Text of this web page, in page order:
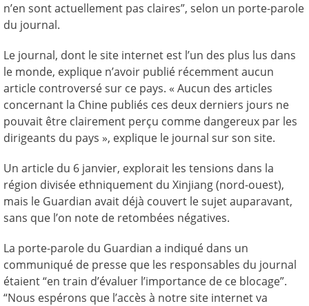
n’en sont actuellement pas claires”, selon un porte-parole
du journal.
Le journal, dont le site internet est l’un des plus lus dans
le monde, explique n’avoir publié récemment aucun
article controversé sur ce pays. « Aucun des articles
concernant la Chine publiés ces deux derniers jours ne
pouvait être clairement perçu comme dangereux par les
dirigeants du pays », explique le journal sur son site.
Un article du 6 janvier, explorait les tensions dans la
région divisée ethniquement du Xinjiang (nord-ouest),
mais le Guardian avait déjà couvert le sujet auparavant,
sans que l’on note de retombées négatives.
La porte-parole du Guardian a indiqué dans un
communiqué de presse que les responsables du journal
étaient “en train d’évaluer l’importance de ce blocage”.
“Nous espérons que l’accès à notre site internet va